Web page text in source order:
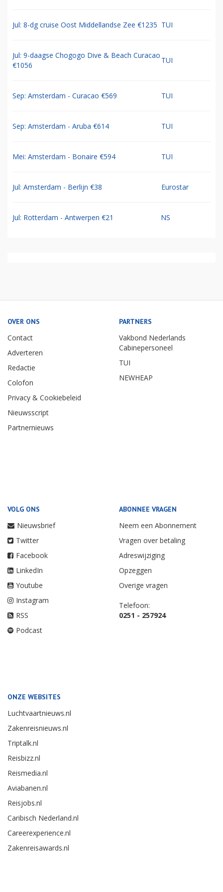
Jul: 8-dg cruise Oost Middellandse Zee €1235 TUI
Jul: 9-daagse Chogogo Dive & Beach Curacao
€1056
TUI
Sep: Amsterdam - Curacao €569 TUI
Sep: Amsterdam - Aruba €614 TUI
Mei: Amsterdam - Bonaire €594 TUI
Jul: Amsterdam - Berlijn €38 Eurostar
Jul: Rotterdam - Antwerpen €21 NS
OVER ONS
Contact
Adverteren
Redactie
Colofon
Privacy & Cookiebeleid
Nieuwsscript
Partnernieuws
PARTNERS
Vakbond Nederlands
Cabinepersoneel
TUI
NEWHEAP
VOLG ONS
Nieuwsbrief
Twitter
Facebook
LinkedIn
Youtube
Instagram
RSS
Podcast
ABONNEE VRAGEN
Neem een Abonnement
Vragen over betaling
Adreswijziging
Opzeggen
Overige vragen
Telefoon:
0251 - 257924
ONZE WEBSITES
Luchtvaartnieuws.nl
Zakenreisnieuws.nl
Triptalk.nl
Reisbizz.nl
Reismedia.nl
Aviabanen.nl
Reisjobs.nl
Caribisch Nederland.nl
Careerexperience.nl
Zakenreisawards.nl